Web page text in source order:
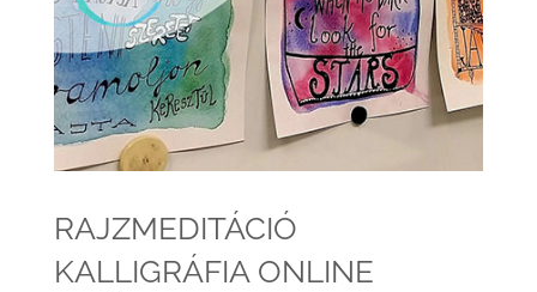
RAJZMEDITÁCIÓ
KALLIGRÁFIA ONLINE